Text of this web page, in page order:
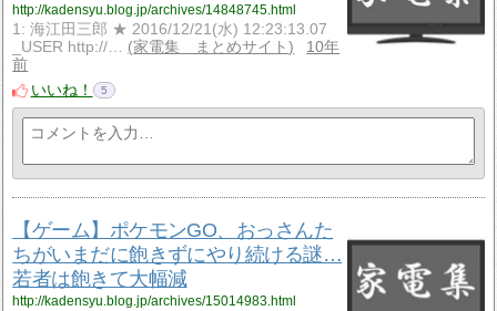
http://kadensyu.blog.jp/archives/14848745.html
1: 海江田三郎 ★ 2016/12/21(水) 12:23:13.07
_USER http://…
家電集 まとめサイト
10年
前
いいね！
5
【ゲーム】ポケモンGO、おっさんた
ちがいまだに飽きずにやり続ける謎…
若者は飽きて大幅減
http://kadensyu.blog.jp/archives/15014983.html